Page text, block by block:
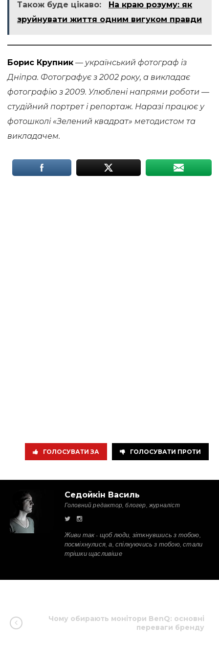
Також буде цікаво:
На краю розуму: як
зруйнувати життя одним вигуком правди
Борис Крупник — український фотограф із
Дніпра. Фотографує з 2002 року, а викладає
фотографію з 2009. Улюблені напрями роботи —
студійний портрет і репортаж. Наразі працює у
фотошколі «Зелений квадрат» методистом та
викладачем.
ГОЛОСУВАТИ ЗА ГОЛОСУВАТИ ПРОТИ
Седойкін Василь
Головний редактор, блогер, журналіст
Живи так - щоб люди, зіткнувшись з тобою,
посміхнулися, а, спілкуючись з тобою, стали
трішки щасливіше
Чому обирають монітори BenQ: основні
переваги бренду